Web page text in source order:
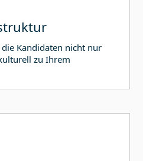
Kandidaten nicht nur
zu Ihrem